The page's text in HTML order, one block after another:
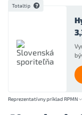
Totaltip
Reprezentatívny príklad RPMN